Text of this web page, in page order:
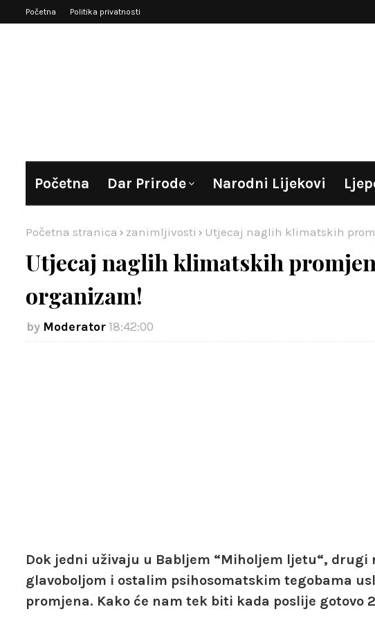
Početna Politika privatnosti
Početna Dar Prirode Narodni Lijekovi
Početna stranica zanimljivosti Utjecaj naglih klimatskih
Utjecaj naglih klimatskih
organizam!
Moderator 18:42:00
Dok jedni uživaju u Babljem “Miholjem ljetu“, drugi
glavoboljom i ostalim psihosomatskim tegobama
promjena. Kako će nam tek biti kada poslije gotovo